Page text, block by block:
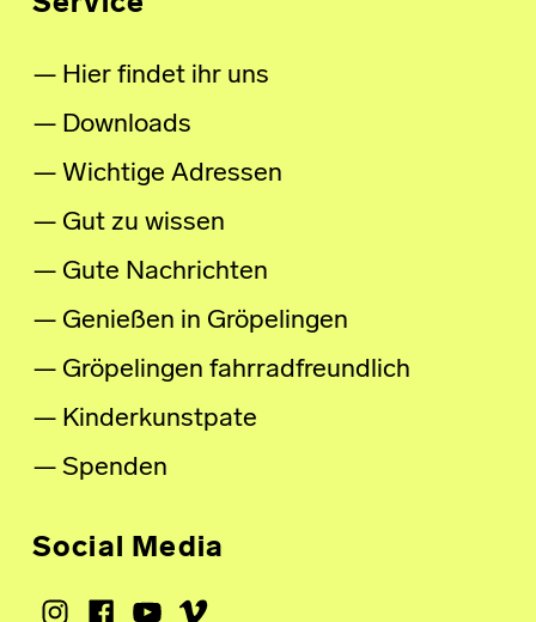
Hier findet ihr uns
Downloads
Wichtige Adressen
Gut zu wissen
Gute Nachrichten
Genießen in Gröpelingen
Gröpelingen fahrradfreundlich
Kinderkunstpate
Spenden
Social Media
Instagram
Facebook
Youtube
Vimeo